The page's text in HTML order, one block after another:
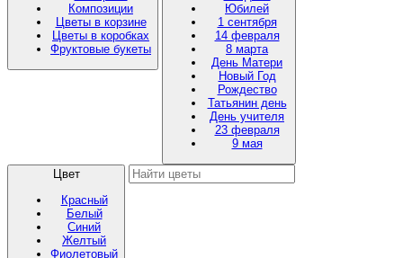
Композиции
Цветы в корзине
Цветы в коробках
Фруктовые букеты
Юбилей
1 сентября
14 февраля
8 марта
День Матери
Новый Год
Рождество
Татьянин день
День учителя
23 февраля
9 мая
Цвет
Красный
Белый
Синий
Желтый
Фиолетовый